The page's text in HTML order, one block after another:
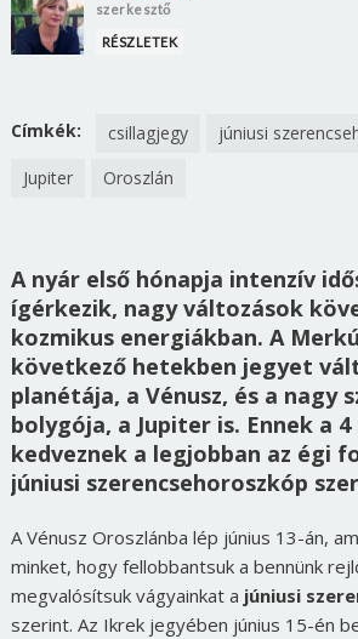
szerkesztő
RÉSZLETEK
Címkék: csillagjegy
júniusi
Jupiter
Oroszlán
A nyár első hónapja intenzív
ígérkezik, nagy változások
kozmikus energiákban. A
következő hetekben jegyet
planétája, a Vénusz, és a nagy
bolygója, a Jupiter is. Ennek a
kedveznek a legjobban az égi
júniusi szerencsehoroszkóp
A Vénusz Oroszlánba lép június 13-án,
minket, hogy fellobbantsuk a bennünk
megvalósítsuk vágyainkat a júniusi
szerint. Az Ikrek jegyében június 15-én